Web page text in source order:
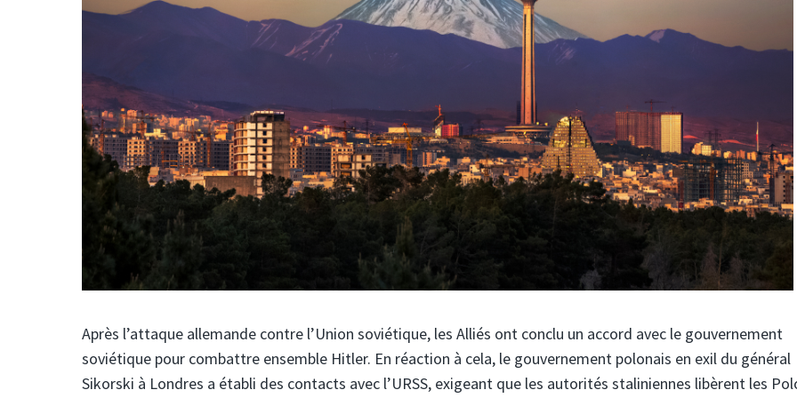
Après l’attaque allemande contre l’Union soviétique, les Alliés ont conclu un accord avec le gouvernement
soviétique pour combattre ensemble Hitler. En réaction à cela, le gouvernement polonais en exil du général
Sikorski à Londres a établi des contacts avec l’URSS, exigeant que les autorités staliniennes libèrent les